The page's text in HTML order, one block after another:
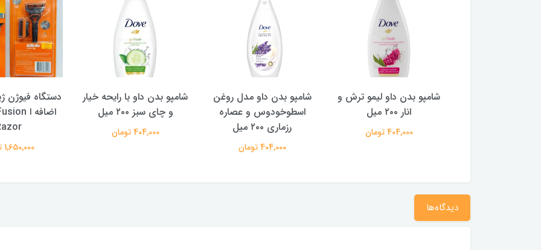
شامپو بدن ‌داو مدل روغن
اسطوخودوس و عصاره
رزماری ۲۰۰ میل
شامپو بدن داو با رایحه خیار
و چای سبز ۲۰۰ میل
404,000 تومان
دستگاه فیوژن ژیلت + یدک
اضافه ا Gillette Fusion
Razor
شامپو
AND
VITALITY حجم 400 میل
291,000 تومان
دیدگاه‌ها